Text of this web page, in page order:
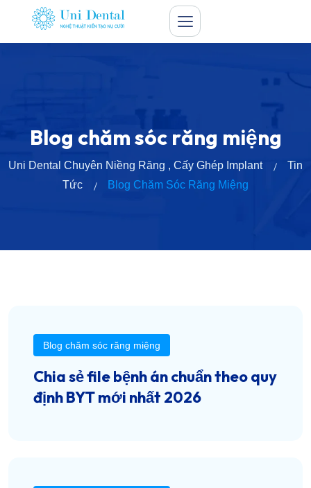
Blog chăm sóc răng miệng
Uni Dental Chuyên Niềng Răng , Cấy Ghép Implant
Tin
Tức
Blog Chăm Sóc Răng Miệng
Blog chăm sóc răng miệng
Chia sẻ file bệnh án chuẩn theo quy
định BYT mới nhất 2026